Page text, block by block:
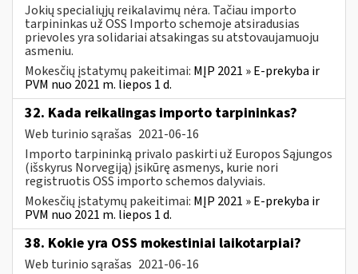
Jokių specialiųjų reikalavimų nėra. Tačiau importo
tarpininkas už OSS Importo schemoje atsiradusias
prievoles yra solidariai atsakingas su atstovaujamuoju
asmeniu.
Mokesčių įstatymų pakeitimai: MĮP 2021 » E-prekyba ir
PVM nuo 2021 m. liepos 1 d.
32. Kada reikalingas importo tarpininkas?
Web turinio sąrašas 2021-06-16
Importo tarpininką privalo paskirti už Europos Sąjungos
(išskyrus Norvegiją) įsikūrę asmenys, kurie nori
registruotis OSS importo schemos dalyviais.
Mokesčių įstatymų pakeitimai: MĮP 2021 » E-prekyba ir
PVM nuo 2021 m. liepos 1 d.
38. Kokie yra OSS mokestiniai laikotarpiai?
Web turinio sąrašas 2021-06-16